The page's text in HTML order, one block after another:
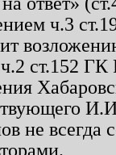
ч.3
ст.152
не